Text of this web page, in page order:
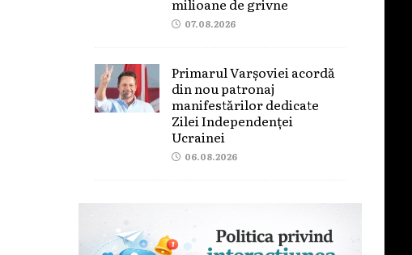
07.08.2026
Primarul Varșoviei acordă
din nou patronaj
manifestărilor dedicate
Zilei Independenței
Ucrainei
06.08.2026